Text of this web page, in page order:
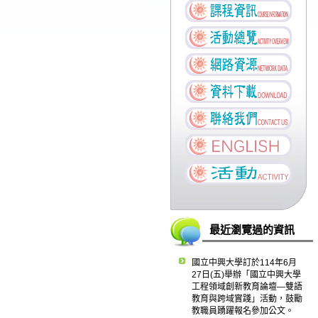
最近瀏覽過的資訊
國立中興大學訂於114年6月
27日(五)舉辦「國立中興大學
工程領域創新教育論壇—雙語
教育與跨域實踐」活動，鼓勵
教職員踴躍報名參加公文。